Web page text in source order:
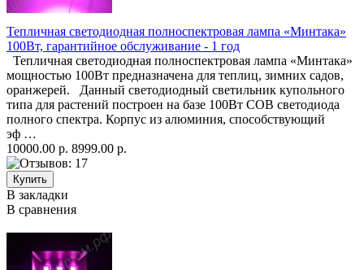
Тепличная светодиодная полноспектровая лампа «Минтака»
100Вт, гарантийное обслуживание - 1 год
Тепличная светодиодная полноспектровая лампа «Минтака»
мощностью 100Вт предназначена для теплиц, зимних садов,
оранжерей. Данный светодиодный светильник купольного
типа для растений построен на базе 100Вт COB светодиода
полного спектра. Корпус из алюминия, способствующий
эф …
10000.00 р. 8999.00 р.
В закладки
В сравнения